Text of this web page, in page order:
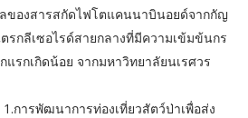
ของสารสกัดไฟโตแคนนาบินอยด์จากกัญ
กลีเซอไรด์สายกลางที่มีความเข้มข้นกร
รกเกิดน้อย จากมหาวิทยาลัยนเรศวร
การพัฒนาการท่องเที่ยวสัตว์ป่าเพื่อส่ง